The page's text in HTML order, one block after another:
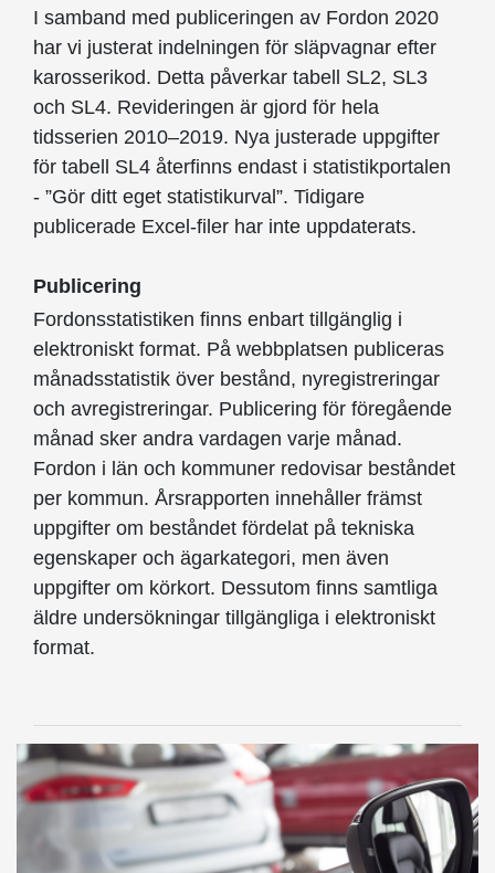
I samband med publiceringen av Fordon 2020
har vi justerat indelningen för släpvagnar efter
karosserikod. Detta påverkar tabell SL2, SL3
och SL4. Revideringen är gjord för hela
tidsserien 2010–2019. Nya justerade uppgifter
för tabell SL4 återfinns endast i statistikportalen
- ”Gör ditt eget statistikurval”. Tidigare
publicerade Excel-filer har inte uppdaterats.
Publicering
Fordonsstatistiken finns enbart tillgänglig i
elektroniskt format. På webbplatsen publiceras
månadsstatistik över bestånd, nyregistreringar
och avregistreringar. Publicering för föregående
månad sker andra vardagen varje månad.
Fordon i län och kommuner redovisar beståndet
per kommun. Årsrapporten innehåller främst
uppgifter om beståndet fördelat på tekniska
egenskaper och ägarkategori, men även
uppgifter om körkort. Dessutom finns samtliga
äldre undersökningar tillgängliga i elektroniskt
format.